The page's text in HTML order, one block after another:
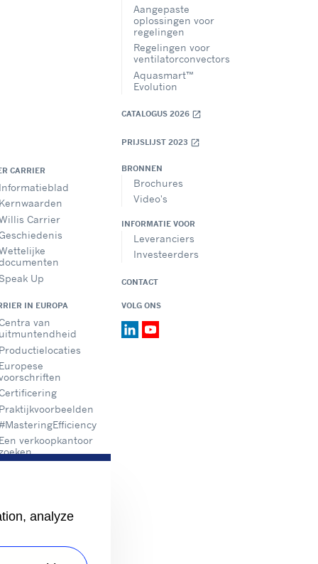
Aangepaste
oplossingen voor
regelingen
Regelingen voor
ventilatorconvectors
Aquasmart™
Evolution
CATALOGUS 2026 open_in_new
PRIJSLIJST 2023 open_in_new
CARRIER
Carrier
Up
IN EUROPA
van
verkoopkantoor
BRONNEN
Brochures
Video's
INFORMATIE VOOR
Leveranciers
Investeerders
CONTACT
VOLG ONS
analyze